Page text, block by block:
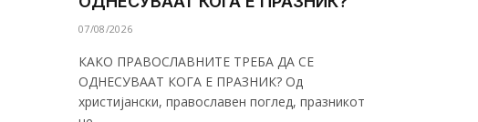
07/08/2026
КАКО ПРАВОСЛАВНИТЕ ТРЕБА ДА СЕ
ОДНЕСУВААТ КОГА Е ПРАЗНИК? Од
христијански, православен поглед, празникот